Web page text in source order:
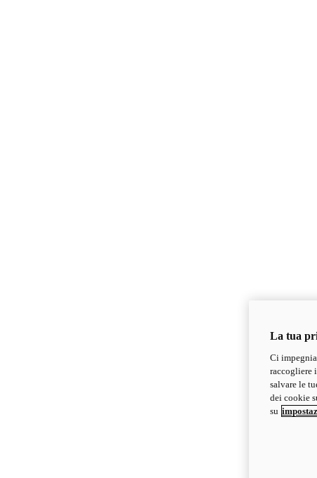
La tua
Ci
raccogliere
salvare le
dei cookie
su